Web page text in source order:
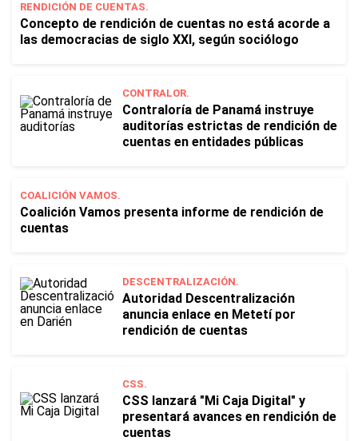
RENDICIÓN DE CUENTAS.
Concepto de rendición de cuentas no está acorde a
las democracias de siglo XXI, según sociólogo
CONTRALOR.
Contraloría de Panamá instruye
auditorías estrictas de rendición de
cuentas en entidades públicas
COALICIÓN VAMOS.
Coalición Vamos presenta informe de rendición de
cuentas
DESCENTRALIZACIÓN.
Autoridad Descentralización
anuncia enlace en Metetí por
rendición de cuentas
CSS.
CSS lanzará "Mi Caja Digital" y
presentará avances en rendición de
cuentas